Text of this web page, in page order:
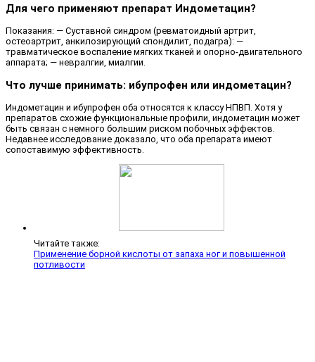
Для чего применяют препарат Индометацин?
Показания: — Суставной синдром (ревматоидный артрит,
остеоартрит, анкилозирующий спондилит, подагра): —
травматическое воспаление мягких тканей и опорно-двигательного
аппарата; — невралгии, миалгии.
Что лучше принимать: ибупрофен или индометацин?
Индометацин и ибупрофен оба относятся к классу НПВП. Хотя у
препаратов схожие функциональные профили, индометацин может
быть связан с немного большим риском побочных эффектов.
Недавнее исследование доказало, что оба препарата имеют
сопоставимую эффективность.
Читайте также:
Применение борной кислоты от запаха ног и повышенной
потливости